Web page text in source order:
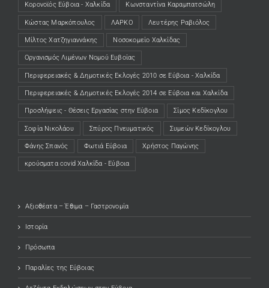
Κορονοϊός Εύβοια - Χαλκίδα Κωνσταντίνα Καραμπατσώλη
Κώστας Μαρκόπουλος ΛΑΡΚΟ Λευτέρης Ραβιόλος
Μίλτος Χατζηγιαννάκης Νοσοκομείο Χαλκίδας
Οργανισμός Λιμένων Νομού Ευβοίας
Περιφερειακές & Δημοτικές Εκλογές 2010 σε Εύβοια - Χαλκίδα
Περιφερειακές & Δημοτικές Εκλογές 2014 σε Εύβοια και Χαλκίδα
Προσλήψεις - Θέσεις Εργασίας στην Εύβοια Σίμος Κεδίκογλου
Σοφία Νικολάου Σπύρος Πνευματικός Συμεών Κεδίκογλου
Φάνης Σπανός Φωτιά Εύβοια Χρήστος Παγώνης
κρούσματα covid Χαλκίδα - Εύβοια
Αξιοθέατα – Έθιμα – Γαστρονομία
Ιστορία
Πρόσωπα
Παραλίες της Εύβοιας